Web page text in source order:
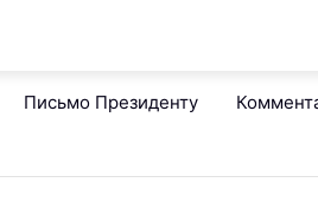
Письмо Президенту